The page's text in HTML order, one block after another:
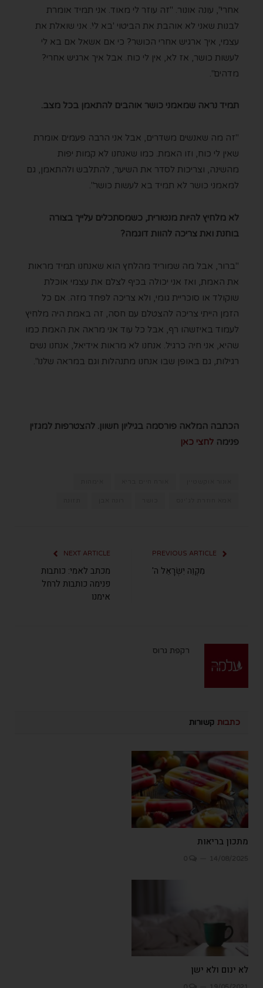
אחרי", עונה אונור. "זה עוזר לי מאוד. אני תמיד אומרת
לבנות שאני לא אוהבת את הביטוי 'בא לי'. אני שואלת את
עצמי, איך ארגיש אחרי הכושר? כי אם אשאל אם בא לי
לעשות כושר, אז לא, אין לי כוח. אבל איך ארגיש אחרי?
מדהים".
תמיד נראה שמאמני כושר אוהבים להתאמן בכל מצב.
"זה מה שאנשים משדרים, אבל אני הרבה פעמים אומרת
שאין לי כוח, וזו האמת. כמו שאנחנו לא קמות יפות
מהשינה, וצריכות לסדר את השיער, להתלבש ולהתאמן, גם
למאמני כושר לא תמיד בא לעשות כושר".
לא מלחיץ להיות מנטורית, כשמסתכלים עלייך בצורה
בוחנת ואת צריכה להוות דוגמה?
"ברור, אבל מה שמוריד מהלחץ הוא שאנחנו תמיד מראות
את האמת, ואז אני יכולה בכיף לצלם את עצמי אוכלת
שוקולד או סוכריית גומי, ולא צריכה לפחד מזה. אם כל
הזמן הייתי צריכה להצטלם עם חסה, זה באמת היה מלחיץ
לעמוד באיזשהו רף, אבל כל עוד אני מראה את האמת כמו
שהיא, אני חיה כרגיל. אנחנו לא מראות אידיאל, אנחנו נשים
רגילות, גם באופן שבו אנחנו מתנהלות וגם במראה שלנו".
הכתבה המלאה פורסמה בגיליון חשוון. להצטרפות למגזין
פנימה לחצי כאן
מִקְוֵה יִשְׂרָאֵל ה'
NEXT ARTICLE
מכתב לאמי: כותבות
פנימה כותבות לרחל
אימנו
רקפת גרוס
כתבות קשורות
מתכון בריאות
לא ינום ולא ישן